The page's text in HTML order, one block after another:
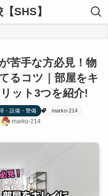
SHS】
苦手な方必見！物
るコツ｜部屋をキ
ット3つを紹介!
・設備・警備 marko-214
marko-214